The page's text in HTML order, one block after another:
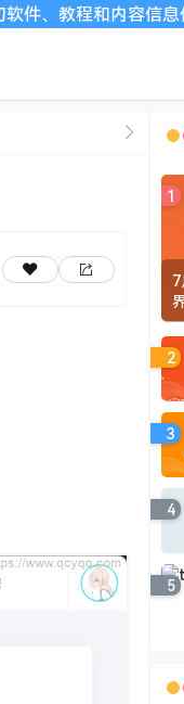
教程和内容信息仅限
1
2
3
4
5